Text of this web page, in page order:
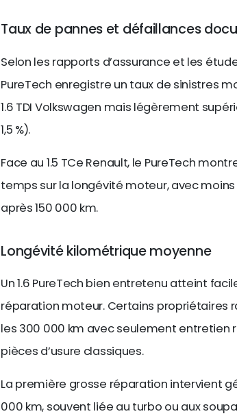
Taux de pannes et défaillances
Selon les rapports d’assurance et les
PureTech enregistre un taux de sinistres
1.6 TDI Volkswagen mais légèrement
1,5 %).
Face au 1.5 TCe Renault, le PureTech
temps sur la longévité moteur, avec
après 150 000 km.
Longévité kilométrique moyenne
Un 1.6 PureTech bien entretenu atteint
réparation moteur. Certains propriétaires
les 300 000 km avec seulement
pièces d’usure classiques.
La première grosse réparation intervient
000 km, souvent liée au turbo ou aux